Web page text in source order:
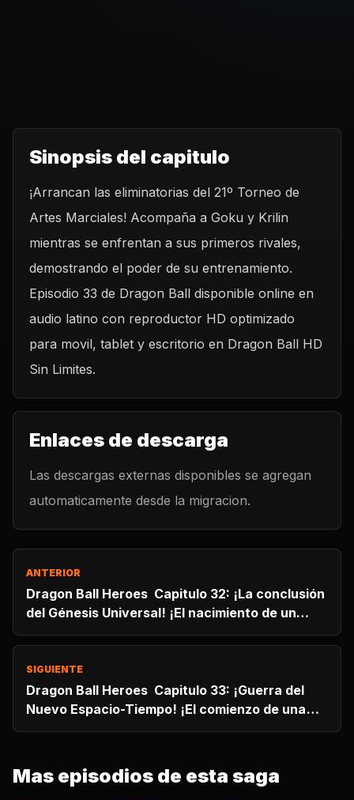
Sinopsis del capitulo
¡Arrancan las eliminatorias del 21º Torneo de
Artes Marciales! Acompaña a Goku y Krilin
mientras se enfrentan a sus primeros rivales,
demostrando el poder de su entrenamiento.
Episodio 33 de Dragon Ball disponible online en
audio latino con reproductor HD optimizado
para movil, tablet y escritorio en Dragon Ball HD
Sin Limites.
Enlaces de descarga
Las descargas externas disponibles se agregan
automaticamente desde la migracion.
ANTERIOR
Dragon Ball Heroes Capitulo 32: ¡La conclusión
del Génesis Universal! ¡El nacimiento de un
nuevo mundo!
SIGUIENTE
Dragon Ball Heroes Capitulo 33: ¡Guerra del
Nuevo Espacio-Tiempo! ¡El comienzo de una
feroz batalla decisiva!
Mas episodios de esta saga